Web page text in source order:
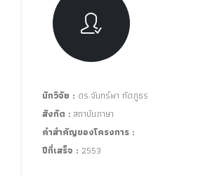
นักวิจัย : ดร.จันทร์พา ทัดภูธร
สังกัด : สถาบันภาษา
คำสำคัญของโครงการ :
ปีที่เสร็จ : 2553